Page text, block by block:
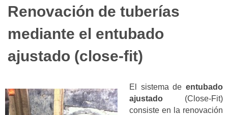
Renovación de tuberías
mediante el entubado
ajustado (close-fit)
El sistema de entubado
ajustado (Close-Fit)
consiste en la renovación